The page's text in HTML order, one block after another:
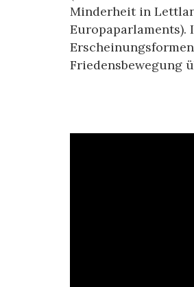
Minderheit in
Europaparlaments).
Friedensbewegung